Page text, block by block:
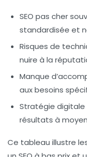
SEO pas cher
standardisée et
Risques de
nuire à la
Manque
aux besoins
Stratégie
résultats à
Ce tableau illustre